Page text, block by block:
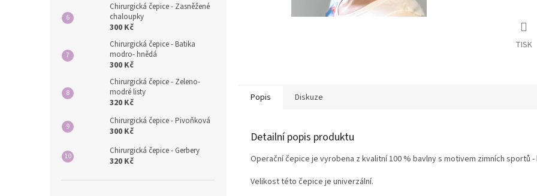
Chirurgická čepice - Zasněžené
chaloupky
300 Kč
Chirurgická čepice - Batika
modro- hnědá
300 Kč
Chirurgická čepice - Zeleno-
modré listy
320 Kč
Chirurgická čepice - Pivoňková
300 Kč
Chirurgická čepice - Gerbery
320 Kč
TISK
Popis Diskuze
Detailní popis produktu
Operační čepice je vyrobena z kvalitní 100 % bavlny s motivem zimních sportů
Velikost této čepice je univerzální.